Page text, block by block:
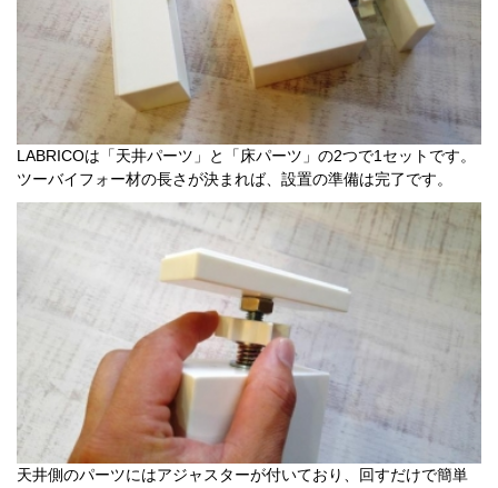
LABRICOは「天井パーツ」と「床パーツ」の2つで1セットです。
ツーバイフォー材の長さが決まれば、設置の準備は完了です。
天井側のパーツにはアジャスターが付いており、回すだけで簡単